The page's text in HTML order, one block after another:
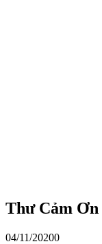
Thư Cảm Ơn
04/11/20200